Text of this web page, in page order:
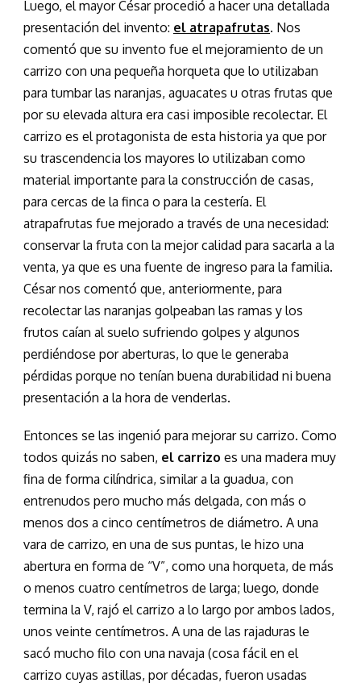
Luego, el mayor César procedió a hacer una detallada
presentación del invento: el atrapafrutas. Nos
comentó que su invento fue el mejoramiento de un
carrizo con una pequeña horqueta que lo utilizaban
para tumbar las naranjas, aguacates u otras frutas que
por su elevada altura era casi imposible recolectar. El
carrizo es el protagonista de esta historia ya que por
su trascendencia los mayores lo utilizaban como
material importante para la construcción de casas,
para cercas de la finca o para la cestería. El
atrapafrutas fue mejorado a través de una necesidad:
conservar la fruta con la mejor calidad para sacarla a la
venta, ya que es una fuente de ingreso para la familia.
César nos comentó que, anteriormente, para
recolectar las naranjas golpeaban las ramas y los
frutos caían al suelo sufriendo golpes y algunos
perdiéndose por aberturas, lo que le generaba
pérdidas porque no tenían buena durabilidad ni buena
presentación a la hora de venderlas.
Entonces se las ingenió para mejorar su carrizo. Como
todos quizás no saben, el carrizo es una madera muy
fina de forma cilíndrica, similar a la guadua, con
entrenudos pero mucho más delgada, con más o
menos dos a cinco centímetros de diámetro. A una
vara de carrizo, en una de sus puntas, le hizo una
abertura en forma de “V”, como una horqueta, de más
o menos cuatro centímetros de larga; luego, donde
termina la V, rajó el carrizo a lo largo por ambos lados,
unos veinte centímetros. A una de las rajaduras le
sacó mucho filo con una navaja (cosa fácil en el
carrizo cuyas astillas, por décadas, fueron usadas